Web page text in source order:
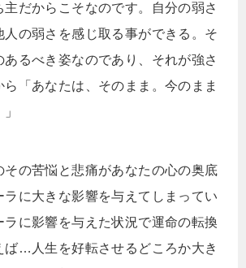
主だからこそなのです。自分の弱さ
人の弱さを感じ取る事ができる。そ
あるべき姿なのであり、それが強さ
「あなたは、そのまま。今のまま
その苦悩と悲痛があなたの心の奥底
ラに大きな影響を与えてしまってい
ラに影響を与えた状況で運命の転換
ば…人生を好転させるどころか大き